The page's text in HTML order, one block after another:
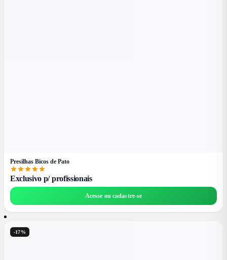
Presilhas Bicos de Pato
Exclusivo p/ profissionais
Acesse ou cadastre-se
-17%